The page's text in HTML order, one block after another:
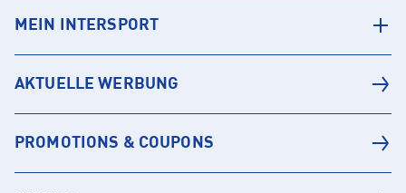
MEIN INTERSPORT
AKTUELLE WERBUNG
PROMOTIONS & COUPONS